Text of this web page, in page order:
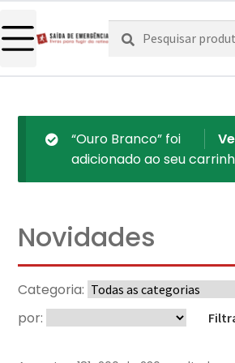
Pesquisar
por:
Pesquisa
“Ouro Branco” foi
adicionado ao seu
Novidades
Categoria:
por: